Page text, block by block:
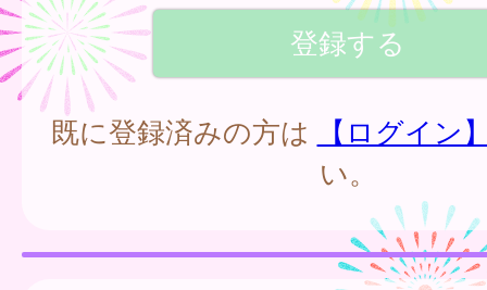
既に登録済みの方は
【ログイン
い。